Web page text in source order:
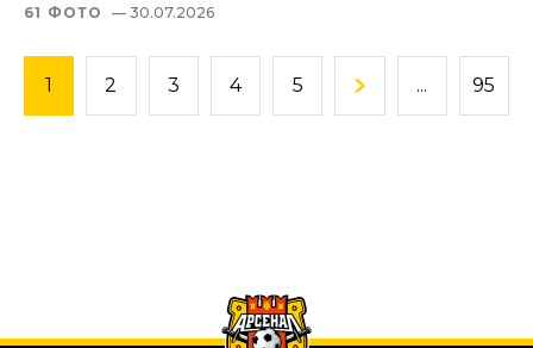
61 ФОТО — 30.07.2026
1 2 3 4 5 ... 95